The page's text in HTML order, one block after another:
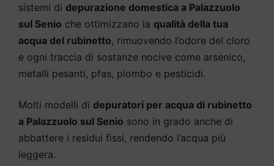
sistemi di depurazione domestica a Palazzuolo
sul Senio che ottimizzano la qualità della tua
acqua del rubinetto, rimuovendo l’odore del cloro
e ogni traccia di sostanze nocive come arsenico,
metalli pesanti, pfas, piombo e pesticidi.
Molti modelli di depuratori per acqua di rubinetto
a Palazzuolo sul Senio sono in grado anche di
abbattere i residui fissi, rendendo l’acqua più
leggera.